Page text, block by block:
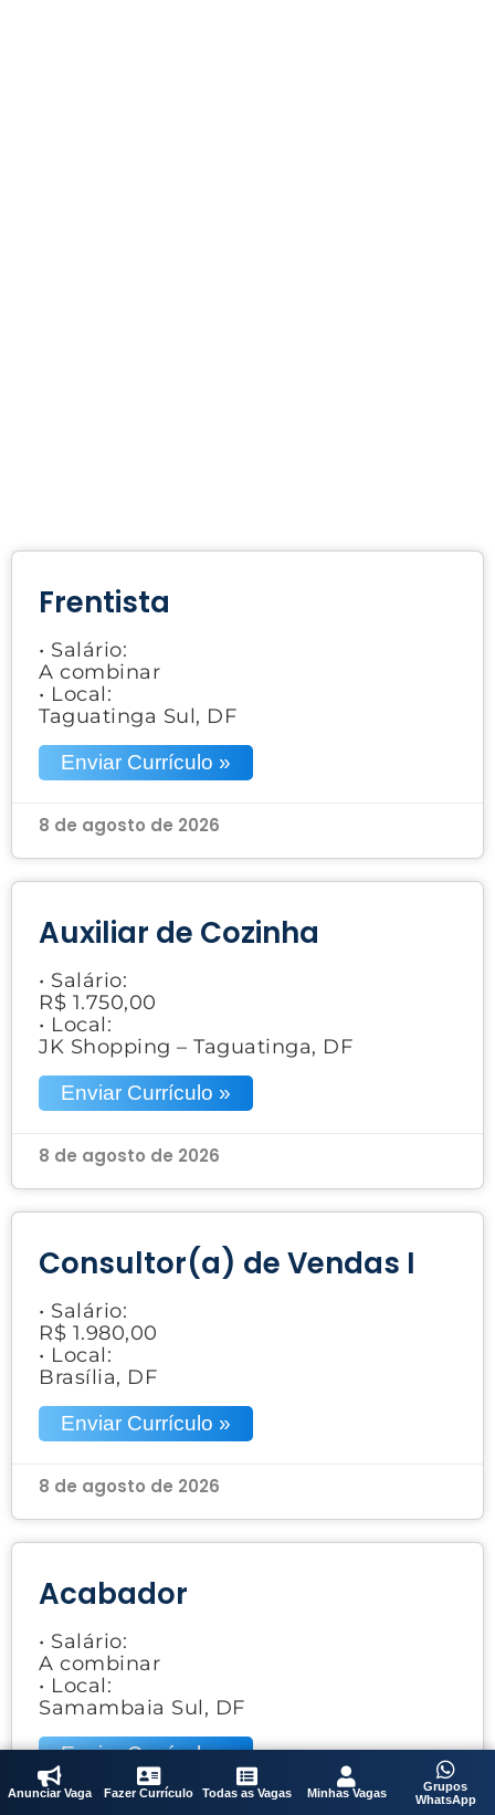
Frentista
• Salário:
A combinar
• Local:
Taguatinga Sul, DF
Enviar Currículo »
8 de agosto de 2026
Auxiliar de Cozinha
• Salário:
R$ 1.750,00
• Local:
JK Shopping – Taguatinga, DF
Enviar Currículo »
8 de agosto de 2026
Consultor(a) de Vendas I
• Salário:
R$ 1.980,00
• Local:
Brasília, DF
Enviar Currículo »
8 de agosto de 2026
Acabador
• Salário:
A combinar
• Local:
Samambaia Sul, DF
Enviar Currículo »
Anunciar Vaga Fazer Currículo Todas as Vagas Minhas Vagas
Grupos
WhatsApp